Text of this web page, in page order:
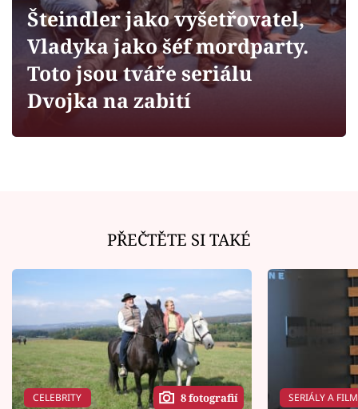
Sledujte prima+
Filmový festival Karlovy Vary
Sledujte nás
Šteindler jako vyšetřovatel,
Vladyka jako šéf mordparty.
Toto jsou tváře seriálu
Dvojka na zabití
PŘEČTĚTE SI TAKÉ
CELEBRITY 8 fotografií SERIÁLY A